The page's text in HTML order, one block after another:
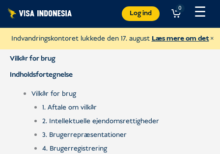
Spring
indhold
Log ind
0 ☰
Indvandringskontoret lukkede den 17. august Læs mere om det×
Vilkår for brug
Indholdsfortegnelse
Vilkår for brug
1. Aftale om vilkår
2. Intellektuelle ejendomsrettigheder
3. Brugerrepræsentationer
4. Brugerregistrering